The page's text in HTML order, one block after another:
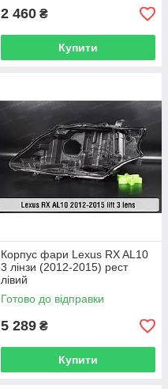
2 460 ₴
Купити
Корпус фари Lexus RX AL10
3 лінзи (2012-2015) рест
лівий
Готово до відправки
5 289 ₴
Купити